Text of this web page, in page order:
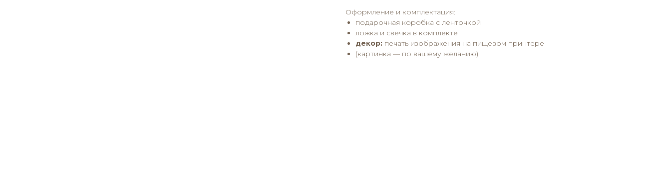
Оформление и комплектация:
подарочная коробка с ленточкой
ложка и свечка в комплекте
декор: печать изображения на пищевом принтере
(картинка — по вашему желанию)